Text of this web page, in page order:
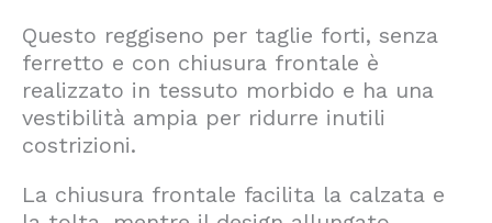
Questo reggiseno per taglie forti, senza
ferretto e con chiusura frontale è
realizzato in tessuto morbido e ha una
vestibilità ampia per ridurre inutili
costrizioni.
La chiusura frontale facilita la calzata e